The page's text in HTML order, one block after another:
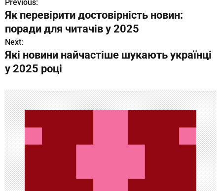
Н
а
в
и
а
ц
и
я
п
Previous:
Як перевірити достовірність новин:
поради для читачів у 2025
Next:
Які новини найчастіше шукають українці
у 2025 році